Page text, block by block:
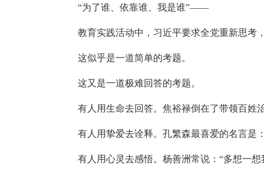
“为了谁、依靠谁、我是谁”——
教育实践活动中，习近平要求全党重新思考
这似乎是一道简单的考题。
这又是一道极难回答的考题。
有人用生命去回答。焦裕禄倒在了带领百姓
有人用挚爱去诠释。孔繁森最喜爱的名言是
有人用心灵去感悟。杨善洲常说：“多想一